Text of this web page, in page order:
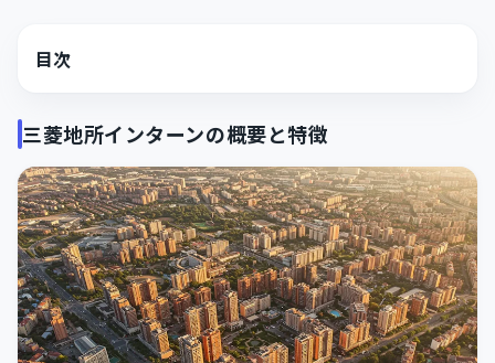
目次
三菱地所インターンの概要と特徴